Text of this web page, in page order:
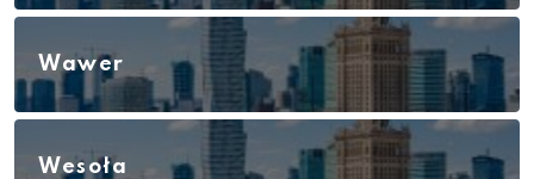
Wawer
Wesoła